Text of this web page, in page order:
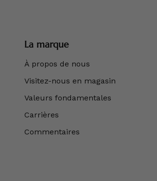
La marque
À propos de nous
Visitez-nous en magasin
Valeurs fondamentales
Carrières
Commentaires